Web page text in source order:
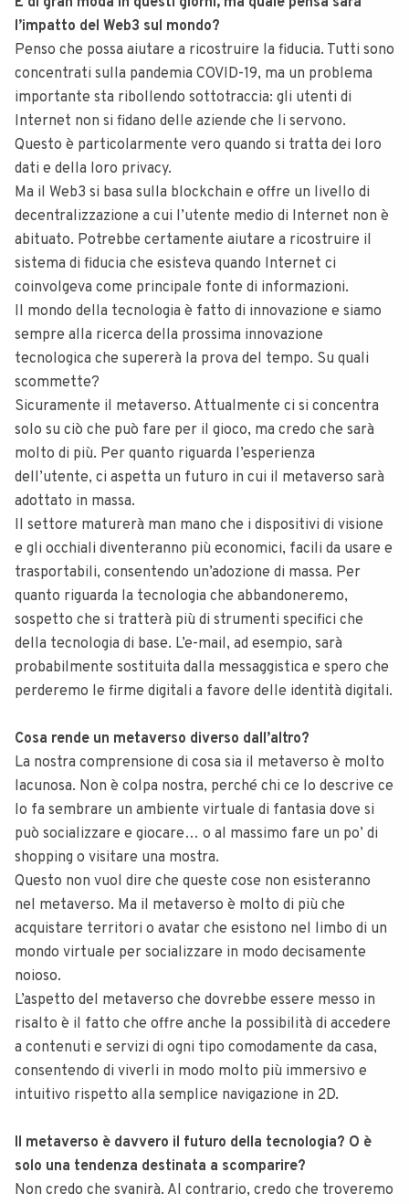
l’impatto del Web3 sul mondo?
Penso che possa aiutare a ricostruire la fiducia. Tutti sono
concentrati sulla pandemia COVID-19, ma un problema
importante sta ribollendo sottotraccia: gli utenti di
Internet non si fidano delle aziende che li servono.
Questo è particolarmente vero quando si tratta dei loro
dati e della loro privacy.
Ma il Web3 si basa sulla blockchain e offre un livello di
decentralizzazione a cui l’utente medio di Internet non è
abituato. Potrebbe certamente aiutare a ricostruire il
sistema di fiducia che esisteva quando Internet ci
coinvolgeva come principale fonte di informazioni.
Il mondo della tecnologia è fatto di innovazione e siamo
sempre alla ricerca della prossima innovazione
tecnologica che supererà la prova del tempo. Su quali
scommette?
Sicuramente il metaverso. Attualmente ci si concentra
solo su ciò che può fare per il gioco, ma credo che sarà
molto di più. Per quanto riguarda l’esperienza
dell’utente, ci aspetta un futuro in cui il metaverso sarà
adottato in massa.
Il settore maturerà man mano che i dispositivi di visione
e gli occhiali diventeranno più economici, facili da usare e
trasportabili, consentendo un’adozione di massa. Per
quanto riguarda la tecnologia che abbandoneremo,
sospetto che si tratterà più di strumenti specifici che
della tecnologia di base. L’e-mail, ad esempio, sarà
probabilmente sostituita dalla messaggistica e spero che
perderemo le firme digitali a favore delle identità digitali.
Cosa rende un metaverso diverso dall’altro?
La nostra comprensione di cosa sia il metaverso è molto
lacunosa. Non è colpa nostra, perché chi ce lo descrive ce
lo fa sembrare un ambiente virtuale di fantasia dove si
può socializzare e giocare… o al massimo fare un po’ di
shopping o visitare una mostra.
Questo non vuol dire che queste cose non esisteranno
nel metaverso. Ma il metaverso è molto di più che
acquistare territori o avatar che esistono nel limbo di un
mondo virtuale per socializzare in modo decisamente
noioso.
L’aspetto del metaverso che dovrebbe essere messo in
risalto è il fatto che offre anche la possibilità di accedere
a contenuti e servizi di ogni tipo comodamente da casa,
consentendo di viverli in modo molto più immersivo e
intuitivo rispetto alla semplice navigazione in 2D.
Il metaverso è davvero il futuro della tecnologia? O è
solo una tendenza destinata a scomparire?
Non credo che svanirà. Al contrario, credo che troveremo